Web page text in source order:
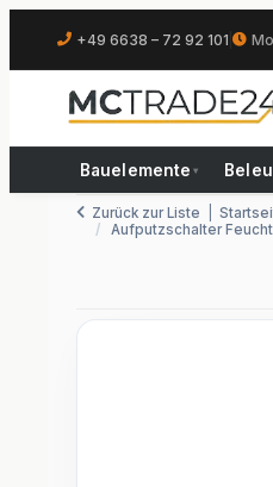
+49 6638 – 72 92 101
Bauelemente ▾
Zurück zur Liste
Aufputzschalter